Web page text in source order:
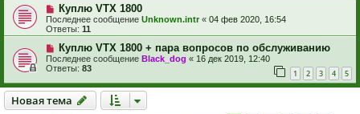
Куплю VTX 1800
Последнее сообщение Unknown.intr« 04 фев 2020, 16:54
Ответы: 11
Куплю VTX 1800 + пара вопросов по обслуживанию
Последнее сообщение Black_dog « 16 дек 2019, 12:40
Ответы: 83 1 2 3 4 5
Новая тема
Новаятема